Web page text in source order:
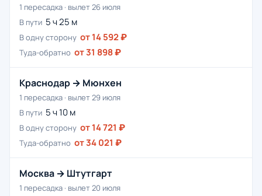
1 пересадка · вылет 26 июля
В пути 5 ч 25 м
В одну сторону от 14 592 ₽
Туда-обратно от 31 898 ₽
Краснодар → Мюнхен
1 пересадка · вылет 29 июля
В пути 5 ч 10 м
В одну сторону от 14 721 ₽
Туда-обратно от 34 021 ₽
Москва → Штутгарт
1 пересадка · вылет 20 июля